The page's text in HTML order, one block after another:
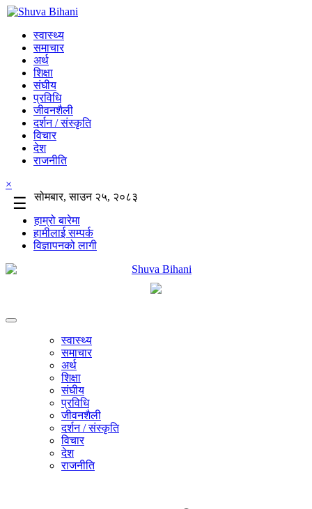
स्वास्थ्य
समाचार
अर्थ
शिक्षा
संघीय
प्रविधि
जीवनशैली
दर्शन / संस्कृति
विचार
देश
राजनीति
×
☰
सोमबार, साउन २५, २०८३
हाम्रो बारेमा
हामीलाई सम्पर्क
विज्ञापनको लागी
स्वास्थ्य
समाचार
अर्थ
शिक्षा
संघीय
प्रविधि
जीवनशैली
दर्शन / संस्कृति
विचार
देश
राजनीति